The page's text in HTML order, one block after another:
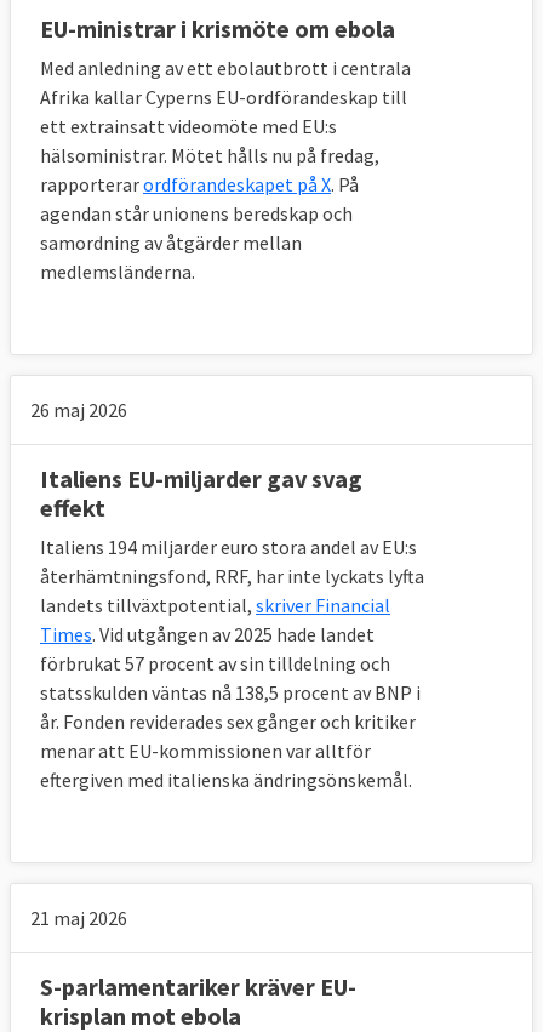
EU-ministrar i krismöte om ebola
Med anledning av ett ebolautbrott i centrala
Afrika kallar Cyperns EU-ordförandeskap till
ett extrainsatt videomöte med EU:s
hälsoministrar. Mötet hålls nu på fredag,
rapporterarordförandeskapet på X. På
agendan står unionens beredskap och
samordning av åtgärder mellan
medlemsländerna.
26 maj 2026
Italiens EU-miljarder gav svag
effekt
Italiens 194 miljarder euro stora andel av EU:s
återhämtningsfond, RRF, har inte lyckats lyfta
landets tillväxtpotential, skriver Financial
Times. Vid utgången av 2025 hade landet
förbrukat 57 procent av sin tilldelning och
statsskulden väntas nå 138,5 procent av BNP i
år. Fonden reviderades sex gånger och kritiker
menar att EU-kommissionen var alltför
eftergiven med italienska ändringsönskemål.
21 maj 2026
S-parlamentariker kräver EU-
krisplan mot ebola